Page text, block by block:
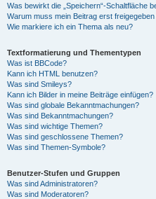
Was bewirkt die „Speichern“-Schaltfläche
Warum muss mein Beitrag erst
Wie markiere ich ein Thema als neu?
Textformatierung und Thementypen
Was ist BBCode?
Kann ich HTML benutzen?
Was sind Smileys?
Kann ich Bilder in meine Beiträge einfügen?
Was sind globale Bekanntmachungen?
Was sind Bekanntmachungen?
Was sind wichtige Themen?
Was sind geschlossene Themen?
Was sind Themen-Symbole?
Benutzer-Stufen und Gruppen
Was sind Administratoren?
Was sind Moderatoren?